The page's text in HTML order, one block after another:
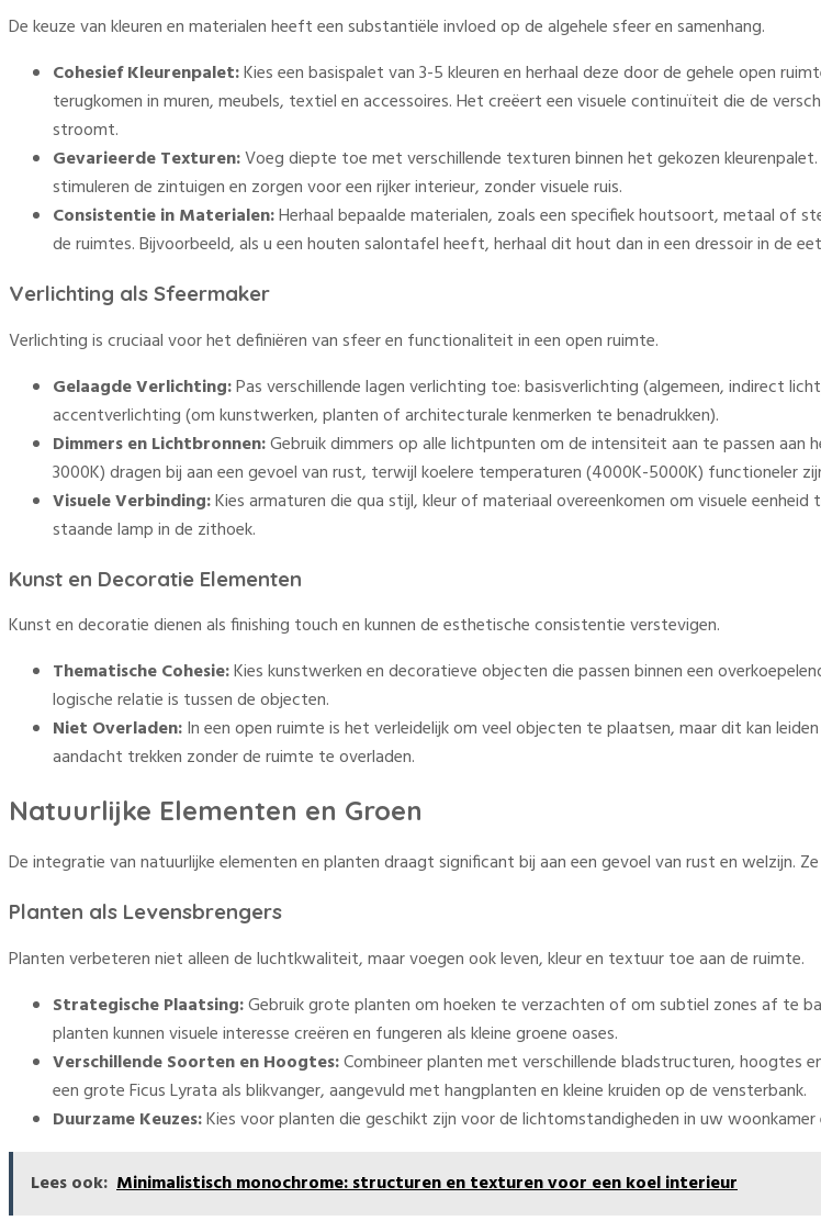
De keuze van kleuren en materialen heeft een substantiële invloed op de algehele sfeer en samenhang.
Cohesief Kleurenpalet:Kies een basispalet van 3-5 kleuren en herhaal deze door de gehele open
terugkomen in muren, meubels, textiel en accessoires. Het creëert een visuele continuïteit die de
stroomt.
Gevarieerde Texturen:Voeg diepte toe met verschillende texturen binnen het gekozen
stimuleren de zintuigen en zorgen voor een rijker interieur, zonder visuele ruis.
Consistentie in Materialen:Herhaal bepaalde materialen, zoals een specifiek houtsoort, metaal of
de ruimtes. Bijvoorbeeld, als u een houten salontafel heeft, herhaal dit hout dan in een dressoir in de
Verlichting als Sfeermaker
Verlichting is cruciaal voor het definiëren van sfeer en functionaliteit in een open ruimte.
Gelaagde Verlichting:Pas verschillende lagen verlichting toe: basisverlichting (algemeen, indirect
accentverlichting (om kunstwerken, planten of architecturale kenmerken te benadrukken).
Dimmers en Lichtbronnen:Gebruik dimmers op alle lichtpunten om de intensiteit aan te passen
3000K) dragen bij aan een gevoel van rust, terwijl koelere temperaturen (4000K-5000K) functioneler
Visuele Verbinding:Kies armaturen die qua stijl, kleur of materiaal overeenkomen om visuele
staande lamp in de zithoek.
Kunst en Decoratie Elementen
Kunst en decoratie dienen als finishing touch en kunnen de esthetische consistentie verstevigen.
Thematische Cohesie:Kies kunstwerken en decoratieve objecten die passen binnen een
logische relatie is tussen de objecten.
Niet Overladen:In een open ruimte is het verleidelijk om veel objecten te plaatsen, maar dit kan
aandacht trekken zonder de ruimte te overladen.
Natuurlijke Elementen en Groen
De integratie van natuurlijke elementen en planten draagt significant bij aan een gevoel van rust en welzijn.
Planten als Levensbrengers
Planten verbeteren niet alleen de luchtkwaliteit, maar voegen ook leven, kleur en textuur toe aan de ruimte.
Strategische Plaatsing:Gebruik grote planten om hoeken te verzachten of om subtiel zones af te
planten kunnen visuele interesse creëren en fungeren als kleine groene oases.
Verschillende Soorten en Hoogtes:Combineer planten met verschillende bladstructuren, hoogtes
een grote Ficus Lyrata als blikvanger, aangevuld met hangplanten en kleine kruiden op de vensterbank.
Duurzame Keuzes:Kies voor planten die geschikt zijn voor de lichtomstandigheden in uw
Lees ook: Minimalistisch monochrome: structuren en texturen voor een koel interieur